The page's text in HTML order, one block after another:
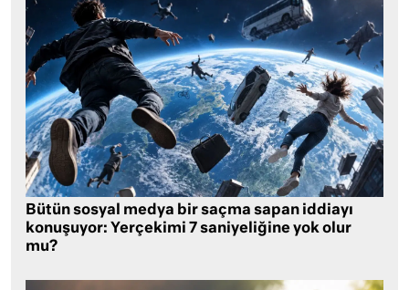
Bütün sosyal medya bir saçma sapan iddiayı
konuşuyor: Yerçekimi 7 saniyeliğine yok olur
mu?